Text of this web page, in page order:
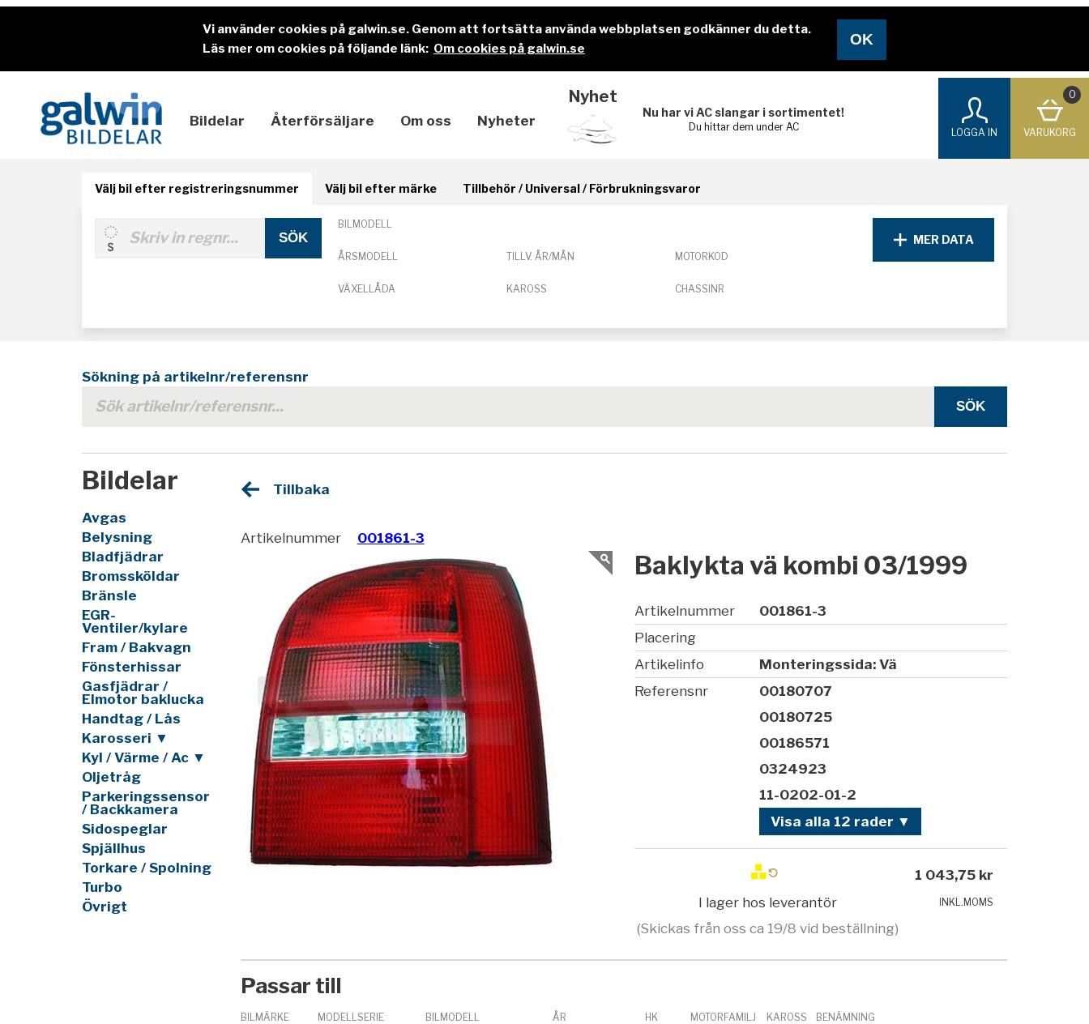
Vi använder cookies på galwin.se. Genom att fortsätta använda webbplatsen godkänner du detta.
Läs mer om cookies på följande länk: Om cookies på galwin.se
Bildelar Återförsäljare Om oss Nyheter
Nyhet
Nu har vi AC slangar i sortimentet!
Du hittar dem under AC
LOGGA IN
0
VARUKORG
Välj bil efter registreringsnummer Välj bil efter märke Tillbehör / Universal / Förbrukningsvaror
BILMODELL
ÅRSMODELL TILLV. ÅR/MÅN MOTORKOD
VÄXELLÅDA KAROSS CHASSINR
MER DATA
Sökning på artikelnr/referensnr
Bildelar
Avgas
Belysning
Bladfjädrar
Bromssköldar
Bränsle
EGR-
Ventiler/kylare
Fram / Bakvagn
Fönsterhissar
Gasfjädrar /
Elmotor baklucka
Handtag / Lås
Karosseri ▼
Kyl / Värme / Ac ▼
Oljetråg
Parkeringssensor
/ Backkamera
Sidospeglar
Spjällhus
Torkare / Spolning
Turbo
Övrigt
Tillbaka
Artikelnummer 001861-3
Baklykta vä kombi 03/1999
Artikelnummer
001861-3
Placering
Artikelinfo
Monteringssida: Vä
Referensnr
00180707
00180725
00186571
0324923
11-0202-01-2
Visa alla 12 rader ▼
I lager hos leverantör
(Skickas från oss ca 19/8 vid beställning)
1 043,75 kr
INKL.MOMS
Passar till
BILMÄRKE MODELLSERIE BILMODELL ÅR HK MOTORFAMILJ KAROSS
BENÄMNING